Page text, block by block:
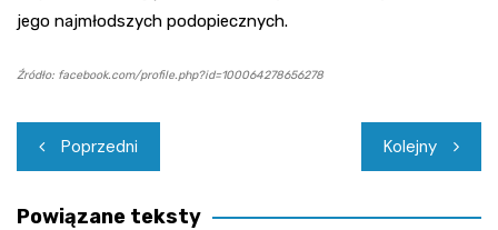
jego najmłodszych podopiecznych.
Źródło: facebook.com/profile.php?id=100064278656278
Nawigacja
wpisu
Poprzedni Kolejny
Powiązane teksty